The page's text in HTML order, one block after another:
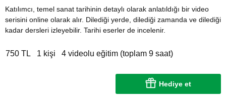
Katılımcı, temel sanat tarihinin detaylı olarak anlatıldığı bir video
serisini online olarak alır. Dilediği yerde, dilediği zamanda ve dilediği
kadar dersleri izleyebilir. Tarihi eserler de incelenir.
750 TL 1 kişi 4 videolu eğitim (toplam 9 saat)
Hediye et